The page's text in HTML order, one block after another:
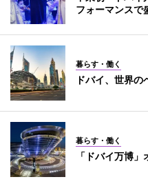
フォーマンスで
暮らす・働く
ドバイ、世界
暮らす・働く
「ドバイ万博